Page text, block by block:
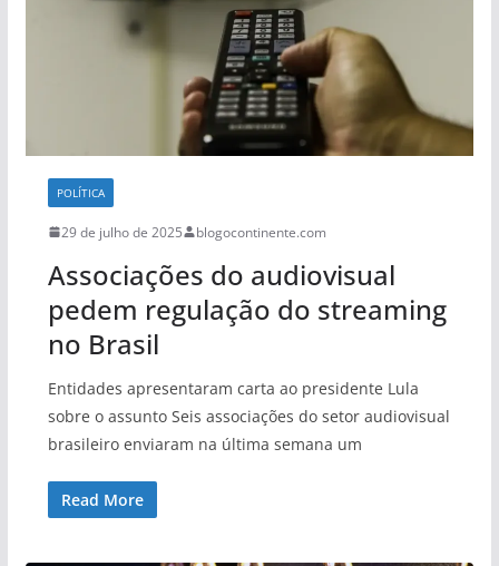
POLÍTICA
29 de julho de 2025 blogocontinente.com
Associações do audiovisual
pedem regulação do streaming
no Brasil
Entidades apresentaram carta ao presidente Lula
sobre o assunto Seis associações do setor audiovisual
brasileiro enviaram na última semana um
Read More